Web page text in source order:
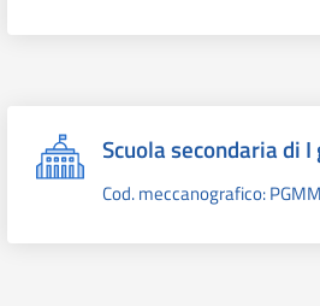
Scuola secondaria di
Cod. meccanografico: